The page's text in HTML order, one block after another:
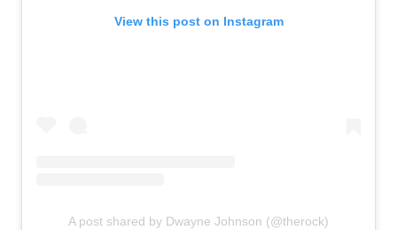
View this post on Instagram
A post shared by Dwayne Johnson (@therock)